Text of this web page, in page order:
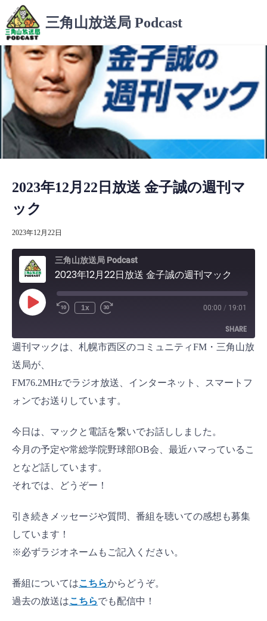
ン
テ
ン
ツ
へ
ッ
プ
三角山放送局 Podcast
2023年12月22日放送 金子誠の週刊マ
ック
2023年12月22日
三角山放送局 Podcast
2023年12月22日放送 金子誠の週刊マック
P
l
E
p
s
o
d
e
1x 00:00 / 19:01
SHARE
SHARE
LINK
週刊マックは、札幌市西区のコミュニティFM・三角山放
送局が、
FM76.2MHzでラジオ放送、インターネット、スマートフ
ォンでお送りしています。
今日は、マックと電話を繋いでお話ししました。
今月の予定や常総学院野球部OB会、最近ハマっているこ
となど話しています。
それでは、どうぞー！
引き続きメッセージや質問、番組を聴いての感想も募集
しています！
※必ずラジオネームもご記入ください。
番組についてはこちらからどうぞ。
過去の放送はこちらでも配信中！